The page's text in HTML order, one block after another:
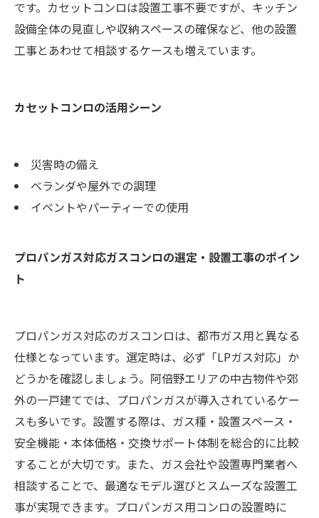
です。カセットコンロは設置工事不要ですが、キッチン
設備全体の見直しや収納スペースの確保など、他の設置
工事とあわせて相談するケースも増えています。
カセットコンロの活用シーン
災害時の備え
ベランダや屋外での調理
イベントやパーティーでの使用
プロパンガス対応ガスコンロの選定・設置工事のポイン
ト
プロパンガス対応のガスコンロは、都市ガス用と異なる
仕様となっています。選定時は、必ず「LPガス対応」か
どうかを確認しましょう。阿倍野エリアの中古物件や郊
外の一戸建てでは、プロパンガスが導入されているケー
スも多いです。設置する際は、ガス種・設置スペース・
安全機能・本体価格・交換サポート体制を総合的に比較
することが大切です。また、ガス会社や設置専門業者へ
相談することで、最適なモデル選びとスムーズな設置工
事が実現できます。プロパンガス用コンロの設置時に